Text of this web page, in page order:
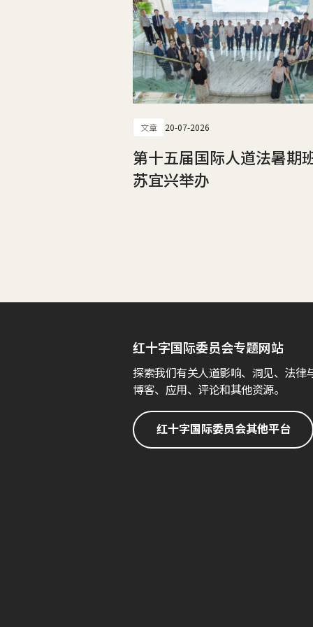
文章 20-07-2026
第十五届国际人道法暑期
苏宜兴举办
红十字国际委员会专题网站
探索我们有关人道影响、洞见、法律
博客、应用、评论和其他资源。
红十字国际委员会其他平台